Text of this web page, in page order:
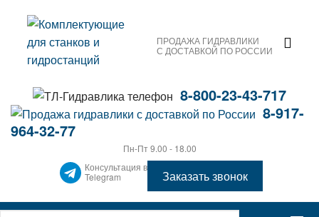
ПРОДАЖА ГИДРАВЛИКИ
С ДОСТАВКОЙ ПО РОССИИ
8-800-23-43-717
8-917-
964-32-77
Пн-Пт 9.00 - 18.00
Консультация в
Telegram
Заказать звонок